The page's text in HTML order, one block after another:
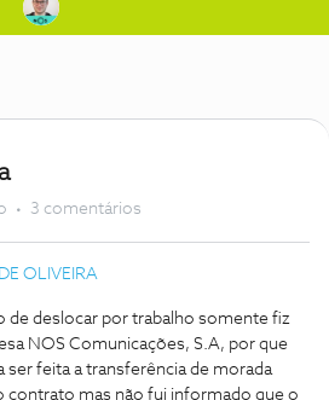
3 comentários
OLIVEIRA
de deslocar por trabalho somente fiz
NOS Comunicações, S.A, por que
feita a transferência de morada
contrato mas não fui informado que o